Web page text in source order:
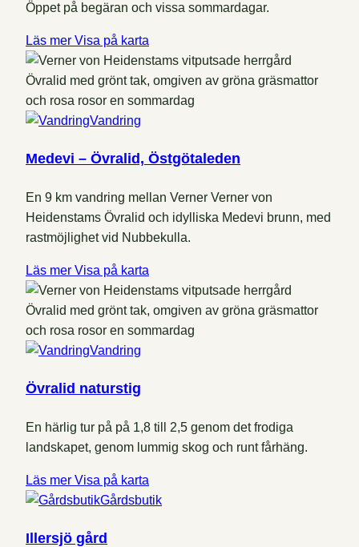
Öppet på begäran och vissa sommardagar.
Läs mer Visa på karta
Vandring
Medevi – Övralid, Östgötaleden
En 9 km vandring mellan Verner Verner von
Heidenstams Övralid och idylliska Medevi brunn, med
rastmöjlighet vid Nubbekulla.
Läs mer Visa på karta
Vandring
Övralid naturstig
En härlig tur på på 1,8 till 2,5 genom det frodiga
landskapet, genom lummig skog och runt fårhäng.
Läs mer Visa på karta
Gårdsbutik
Illersjö gård